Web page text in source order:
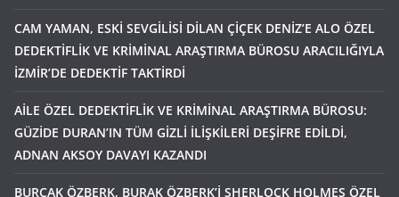
CAM YAMAN, ESKİ SEVGİLİSİ DİLAN ÇİÇEK DENİZ’E ALO ÖZEL
DEDEKTİFLİK VE KRİMİNAL ARAŞTIRMA BÜROSU ARACILIĞIYLA
İZMİR’DE DEDEKTİF TAKTİRDİ
AİLE ÖZEL DEDEKTİFLİK VE KRİMİNAL ARAŞTIRMA BÜROSU:
GÜZİDE DURAN’IN TÜM GİZLİ İLİŞKİLERİ DEŞİFRE EDİLDİ,
ADNAN AKSOY DAVAYI KAZANDI
BURÇAK ÖZBERK, BURAK ÖZBERK’İ SHERLOCK HOLMES ÖZEL